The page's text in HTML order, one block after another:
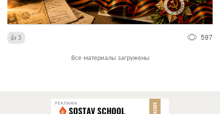
3 597
Все материалы загружены
РЕКЛАМА